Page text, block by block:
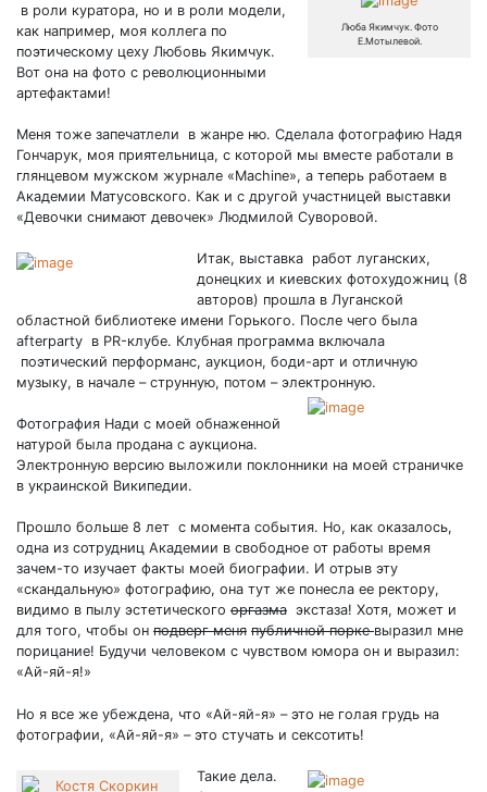
Люба Якимчук. Фото
Е.Мотылевой.
в роли куратора, но и в роли модели,
как например, моя коллега по
поэтическому цеху Любовь Якимчук.
Вот она на фото с революционными
артефактами!
Меня тоже запечатлели в жанре ню. Сделала фотографию Надя
Гончарук, моя приятельница, с которой мы вместе работали в
глянцевом мужском журнале «Machine», а теперь работаем в
Академии Матусовского. Как и с другой участницей выставки
«Девочки снимают девочек» Людмилой Суворовой.
Итак, выставка работ луганских,
донецких и киевских фотохудожниц (8
авторов) прошла в Луганской
областной библиотеке имени Горького. После чего была
afterparty в PR-клубе. Клубная программа включала
поэтический перформанс, аукцион, боди-арт и отличную
музыку, в начале – струнную, потом – электронную.
Фотография Нади с моей обнаженной
натурой была продана с аукциона.
Электронную версию выложили поклонники на моей страничке
в украинской Википедии.
Прошло больше 8 лет с момента события. Но, как оказалось,
одна из сотрудниц Академии в свободное от работы время
зачем-то изучает факты моей биографии. И отрыв эту
«скандальную» фотографию, она тут же понесла ее ректору,
видимо в пылу эстетического оргазма экстаза! Хотя, может и
для того, чтобы он подверг меня публичной поркевыразил мне
порицание! Будучи человеком с чувством юмора он и выразил:
«Ай-яй-я!»
Но я все же убеждена, что «Ай-яй-я» – это не голая грудь на
фотографии, «Ай-яй-я» – это стучать и сексотить!
Такие дела.